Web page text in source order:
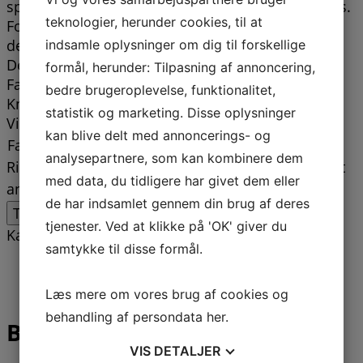
spinnerblade samt til hurtig montering af knæklys.
Forfanget er lavet med både 2 og 3 kroge (til dem
der vil have trætte arme).
Der følger knæklys med til forfanget.
Farver: Hvid eller grøn
Knæklys der bliver brugt; ø4,5 x 37 mm
Vis mere
Farve
Ryd
Rigtig godt forfang med knæklys til mellemvandet
antal
Tilføj til kurv
Kategorier:Grej til DET GULE REV ,Torskeforfang
Yderligere information
Beskrivelse
teknologier, herunder cookies, til at
indsamle oplysninger om dig til forskellige
formål, herunder: Tilpasning af annoncering,
bedre brugeroplevelse, funktionalitet,
statistik og marketing. Disse oplysninger
kan blive delt med annoncerings- og
analysepartnere, som kan kombinere dem
med data, du tidligere har givet dem eller
de har indsamlet gennem din brug af deres
tjenester. Ved at klikke på 'OK' giver du
samtykke til disse formål.
Læs mere om vores brug af cookies og
behandling af persondata her.
VIS DETALJER